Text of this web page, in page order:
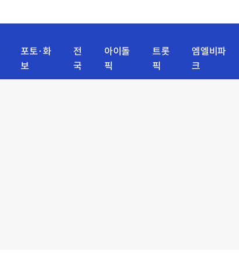
포토·화
보
전
국
아이돌
픽
트롯
픽
엠엘비파
크